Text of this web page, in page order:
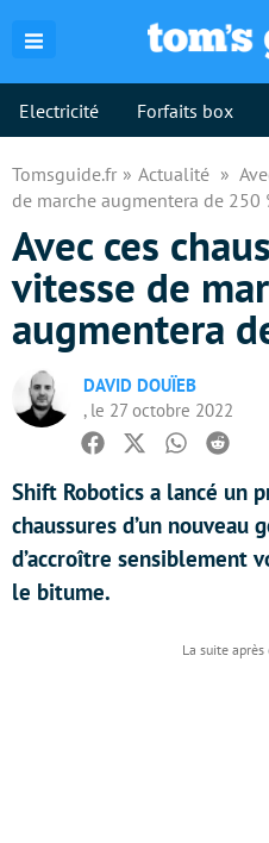
Electricité Forfaits box
Tomsguide.fr Actualité
de marche augmentera de 250
Avec ces
vitesse de
augmentera
DAVID DOUÏEB
, le 27 octobre 2022
Facebook
TwitterWhatsapp
Reddit
Shift Robotics a lancé un
chaussures d’un
d’accroître sensiblement
le bitume.